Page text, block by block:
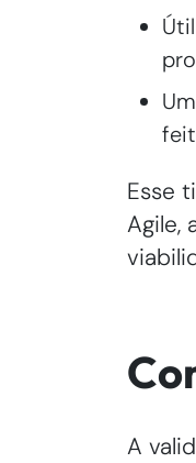
Esse
Agile,
A